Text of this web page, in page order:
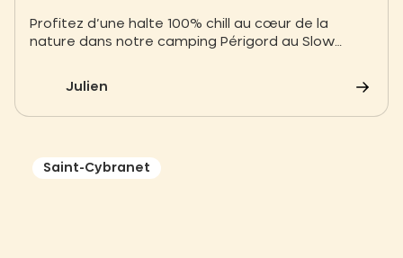
Profitez d’une halte 100% chill au cœur de la
nature dans notre camping Périgord au Slow
Marqueyssac à seulement 5km.
Julien
Saint-Cybranet